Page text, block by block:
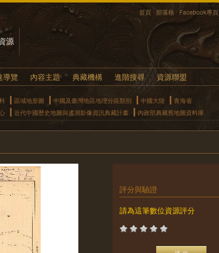
首頁 部落格 Facebook專頁
源
導覽 內容主題 典藏機構 進階搜尋 資源聯盟
區域地形圖 中國及臺灣地區地理分區類別 中國大陸
青海省
近代中國歷史地圖與遙測影像資訊典藏計畫 內政部典藏舊地圖資料庫
評分與驗證
請為這筆數位資源評分